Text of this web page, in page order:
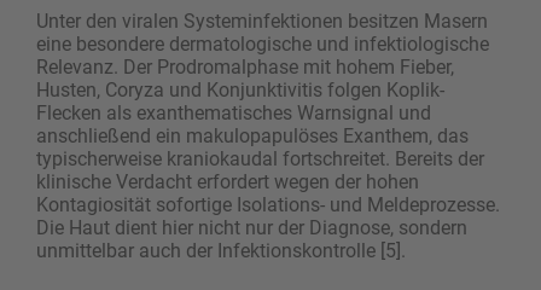
Unter den viralen Systeminfektionen besitzen ­Masern
eine besondere dermatologische und infektiologische
Relevanz. Der Prodromalphase mit hohem Fieber,
Husten, Coryza und Konjunktivitis folgen Koplik-
Flecken als exanthematisches Warnsignal und
anschließend ein makulopapulöses ­Exanthem, das
typischerweise kraniokaudal fortschreitet. ­Bereits der
klinische Verdacht erfordert wegen der hohen
Kontagiosität sofortige Isolations- und ­Meldeprozesse.
Die Haut dient hier nicht nur der Diagnose, sondern
unmittelbar auch der Infektionskontrolle [5].